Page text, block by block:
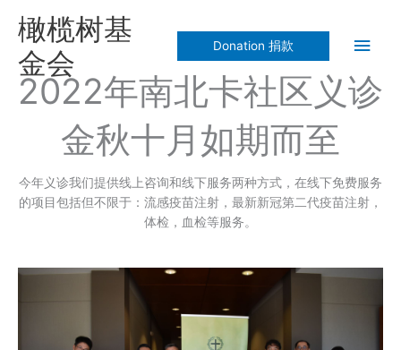
content
橄榄树基
金会
Donation 捐款
2022年南北卡社区义诊
金秋十月如期而至
今年义诊我们提供线上咨询和线下服务两种方式，在线下免费服务
的项目包括但不限于：流感疫苗注射，最新新冠第二代疫苗注射，
体检，血检等服务。